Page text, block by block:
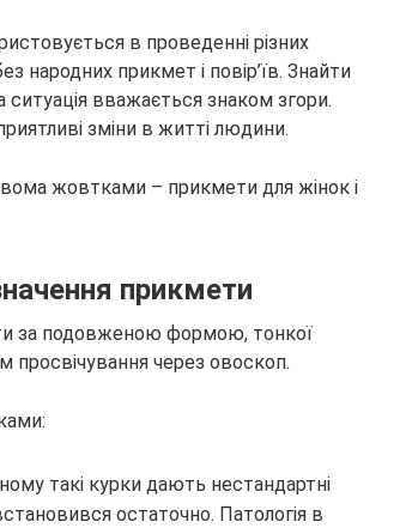
в проведенні різних
народних прикмет і повір’їв. Знайти
вважається знаком згори.
зміни в житті людини.
прикмети
за подовженою формою, тонкої
просвічування через овоскоп.
такі курки дають нестандартні
остаточно. Патологія в